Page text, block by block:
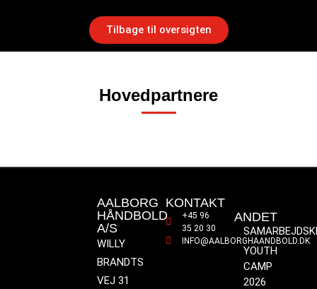
Tilbage til oversigten
Hovedpartnere
AALBORG
HÅNDBOLD
A/S
WILLY
BRANDTS
VEJ 31
KONTAKT
+45 96
35 20 30
INFO@AALBORGHAANDBOLD.DK
ANDET
YOUTH
CAMP
2026